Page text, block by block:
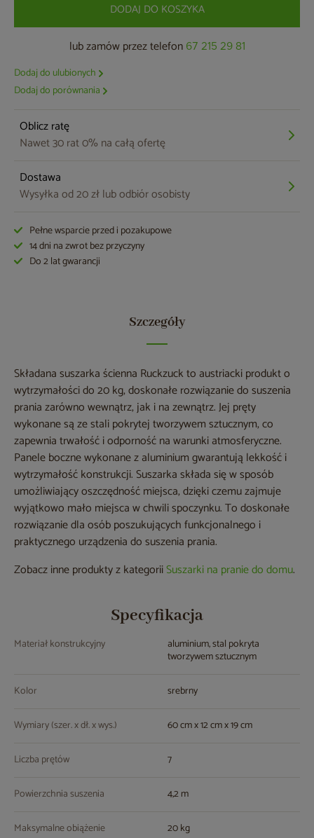
DODAJ DO KOSZYKA
lub zamów przez telefon 67 215 29 81
Dodaj do ulubionych
Dodaj do porównania
Oblicz ratę
Nawet 30 rat 0% na całą ofertę
Dostawa
Wysyłka od 20 zł lub odbiór osobisty
Pełne wsparcie przed i pozakupowe
14 dni na zwrot bez przyczyny
Do 2 lat gwarancji
Szczegóły
Składana suszarka ścienna Ruckzuck to austriacki produkt o
wytrzymałości do 20 kg, doskonałe rozwiązanie do suszenia
prania zarówno wewnątrz, jak i na zewnątrz. Jej pręty
wykonane są ze stali pokrytej tworzywem sztucznym, co
zapewnia trwałość i odporność na warunki atmosferyczne.
Panele boczne wykonane z aluminium gwarantują lekkość i
wytrzymałość konstrukcji. Suszarka składa się w sposób
umożliwiający oszczędność miejsca, dzięki czemu zajmuje
wyjątkowo mało miejsca w chwili spoczynku. To doskonałe
rozwiązanie dla osób poszukujących funkcjonalnego i
praktycznego urządzenia do suszenia prania.
Zobacz inne produkty z kategoriiSuszarki na pranie do domu.
Specyfikacja
Materiał konstrukcyjny aluminium, stal pokryta
tworzywem sztucznym
Kolor srebrny
Wymiary (szer. x dł. x wys.) 60 cm x 12 cm x 19 cm
Liczba prętów 7
Powierzchnia suszenia 4,2 m
Maksymalne obiążenie 20 kg